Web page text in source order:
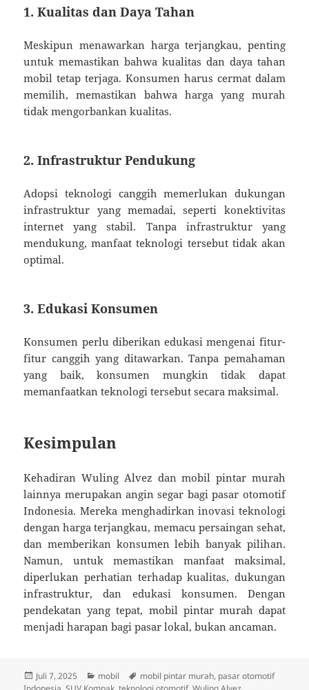
1. Kualitas dan Daya Tahan
Meskipun menawarkan harga terjangkau, penting
untuk memastikan bahwa kualitas dan daya tahan
mobil tetap terjaga. Konsumen harus cermat dalam
memilih, memastikan bahwa harga yang murah
tidak mengorbankan kualitas.
2. Infrastruktur Pendukung
Adopsi teknologi canggih memerlukan dukungan
infrastruktur yang memadai, seperti konektivitas
internet yang stabil. Tanpa infrastruktur yang
mendukung, manfaat teknologi tersebut tidak akan
optimal.
3. Edukasi Konsumen
Konsumen perlu diberikan edukasi mengenai fitur-
fitur canggih yang ditawarkan. Tanpa pemahaman
yang baik, konsumen mungkin tidak dapat
memanfaatkan teknologi tersebut secara maksimal.
Kesimpulan
Kehadiran Wuling Alvez dan mobil pintar murah
lainnya merupakan angin segar bagi pasar otomotif
Indonesia. Mereka menghadirkan inovasi teknologi
dengan harga terjangkau, memacu persaingan sehat,
dan memberikan konsumen lebih banyak pilihan.
Namun, untuk memastikan manfaat maksimal,
diperlukan perhatian terhadap kualitas, dukungan
infrastruktur, dan edukasi konsumen. Dengan
pendekatan yang tepat, mobil pintar murah dapat
menjadi harapan bagi pasar lokal, bukan ancaman.
Diposkan
Juli 7, 2025 Kategori
mobil Tag
mobil pintar murah, pasar otomotif